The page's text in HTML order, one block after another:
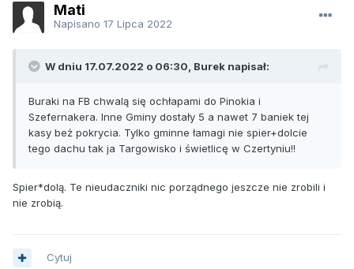
Mati
Napisano 17 Lipca 2022
W dniu 17.07.2022 o 06:30, Burek napisał:
Buraki na FB chwalą się ochłapami do Pinokia i
Szefernakera. Inne Gminy dostały 5 a nawet 7 baniek tej
kasy beż pokrycia. Tylko gminne łamagi nie spier+dolcie
tego dachu tak ja Targowisko i świetlicę w Czertyniu!!
Spier*dolą. Te nieudaczniki nic porządnego jeszcze nie zrobili i
nie zrobią.
Cytuj